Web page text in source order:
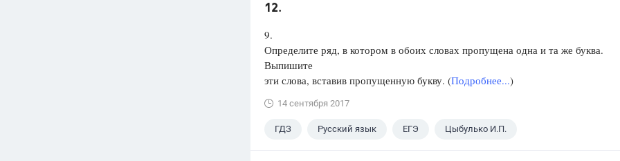
12.
9.
Определите ряд, в котором в обоих словах пропущена одна и та же буква.
Выпишите
эти слова, вставив пропущенную букву. (Подробнее...)
14 сентября 2017
ГДЗ Русский язык ЕГЭ Цыбулько И.П.